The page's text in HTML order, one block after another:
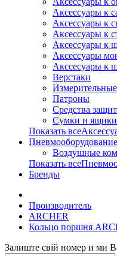
Аксессуары к
Аксессуары к
Аксессуары к
Аксессуары к
Аксессуары
Акссесуары к
Верстаки
Патроны
Средства
Сумки и ящики
Показать
Пневмооборудование
Воздушные
Показать
Бренды
Производитель
ARCHER
Кольцо поршня
Залиште свій номер и ми